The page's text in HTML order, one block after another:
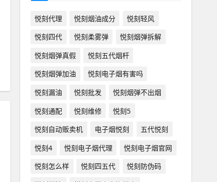
悦刻代理 悦刻烟油成分
悦刻轻风
悦刻四代
悦刻柔雾弹
悦刻烟弹拆解
悦刻烟弹真假
悦刻五代烟杆
悦刻烟弹加油
悦刻电子烟有害吗
悦刻漏油
悦刻批发
悦刻烟弹不出烟
悦刻通配
悦刻维修
悦刻5
悦刻自动贩卖机
电子烟悦刻
五代悦刻
悦刻4
悦刻电子烟代理
悦刻电子烟官网
悦刻怎么样
悦刻四五代
悦刻防伪码